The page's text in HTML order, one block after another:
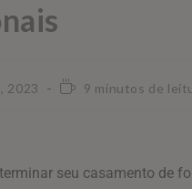
2023 9 minutos de
seu casamento de